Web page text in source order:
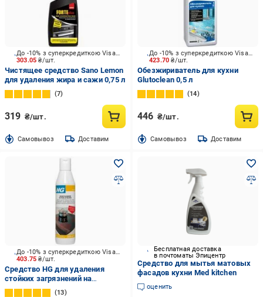
303.05₴/шт.
До -10% з суперкредиткою Visa Вигода
Чистящее средство Sano Lemon
для удаления жира и сажи 0,75 л
7
319 ₴/шт.
Cамовывоз Доставим
423.70₴/шт.
До -10% з суперкредиткою Visa Вигода
Обезжириватель для кухни
Glutoclean 0,5 л
14
446 ₴/шт.
Cамовывоз Доставим
403.75₴/шт.
До -10% з суперкредиткою Visa Вигода
Средство HG для удаления
стойких загрязнений на
керамических конфорках 0,25 л
13
Бесплатная доставка
в почтоматы Эпицентр
Средство для мытья матовых
фасадов кухни Med kitchen
оценить